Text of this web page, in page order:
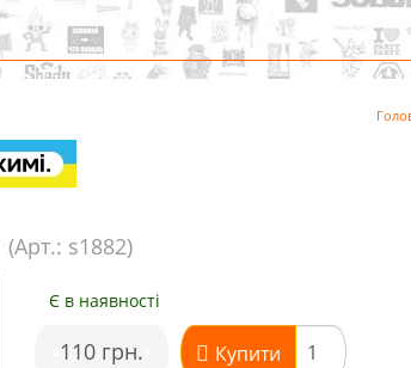
(Арт.: s1882)
Є в наявності
110 грн. Купити